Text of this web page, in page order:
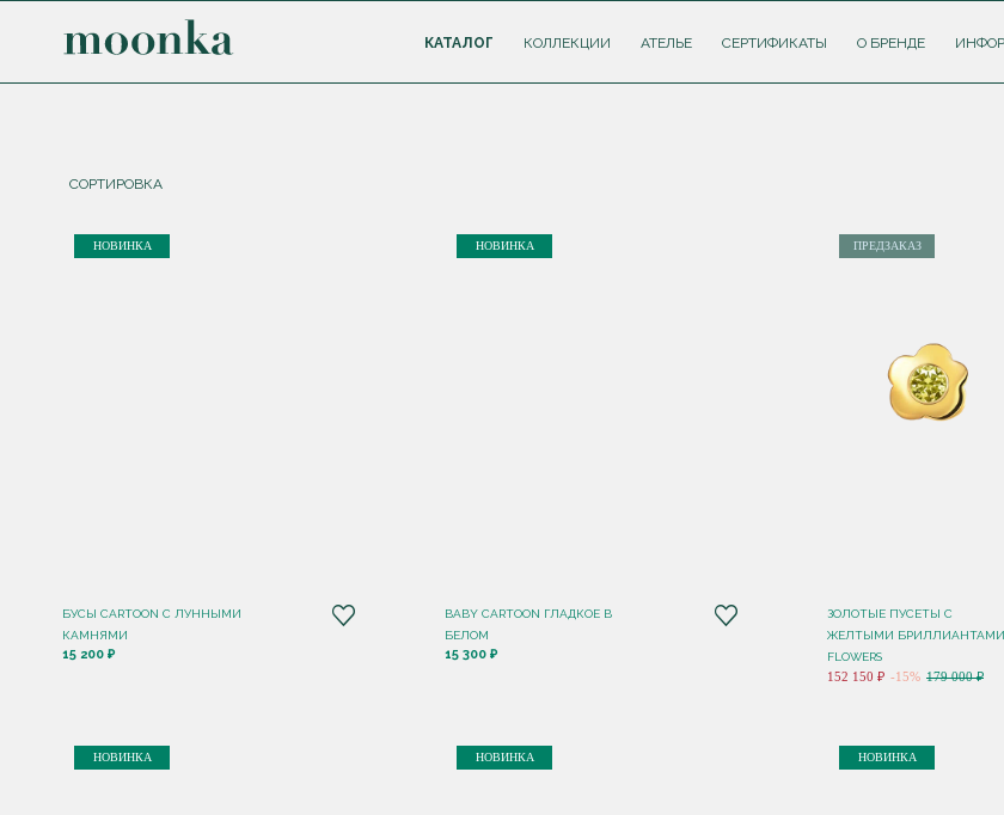
КАТАЛОГ КОЛЛЕКЦИИ АТЕЛЬЕ СЕРТИФИКАТЫ О БРЕНДЕ
СОРТИРОВКА
НОВИНКА
БУСЫ CARTOON С ЛУННЫМИ
КАМНЯМИ
15 200 ₽
НОВИНКА
BABY CARTOON ГЛАДКОЕ В
БЕЛОМ
15 300 ₽
ПРЕДЗАКАЗ
ЗОЛОТЫЕ ПУСЕТЫ С
ЖЕЛТЫМИ БРИЛЛИАНТАМИ
FLOWERS
152 150 ₽ -15% 179 000 ₽
НОВИНКА НОВИНКА НОВИНКА